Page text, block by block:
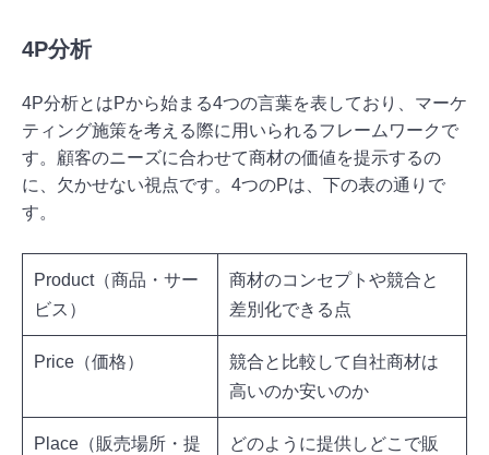
4P分析
4P分析とはPから始まる4つの言葉を表しており、マーケ
ティング施策を考える際に用いられるフレームワークで
す。顧客のニーズに合わせて商材の価値を提示するの
に、欠かせない視点です。4つのPは、下の表の通りで
す。
Product（商品・サー
ビス）
商材のコンセプトや競合と
差別化できる点
Price（価格）
競合と比較して自社商材は
高いのか安いのか
Place（販売場所・提
どのように提供しどこで販